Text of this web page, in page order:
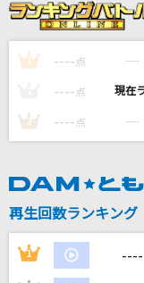
KANA-BOON
ローリンガール
wowaka feat.初音ミク
鬼ノ宴
星街すいせい
1 ---- 点 ----
---- 点 ----
3 ---- 点 ----
再生回数ランキング
1 ----